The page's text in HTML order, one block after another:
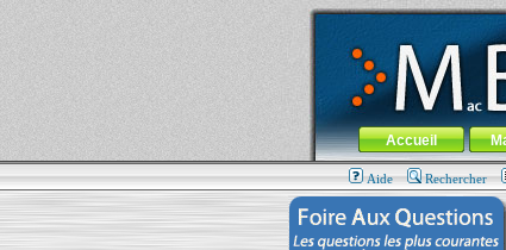
MacBook-fr.com : 100% Apple...
Aller au contenu-Aller au
Menu général
Accueil
Aide Rechercher